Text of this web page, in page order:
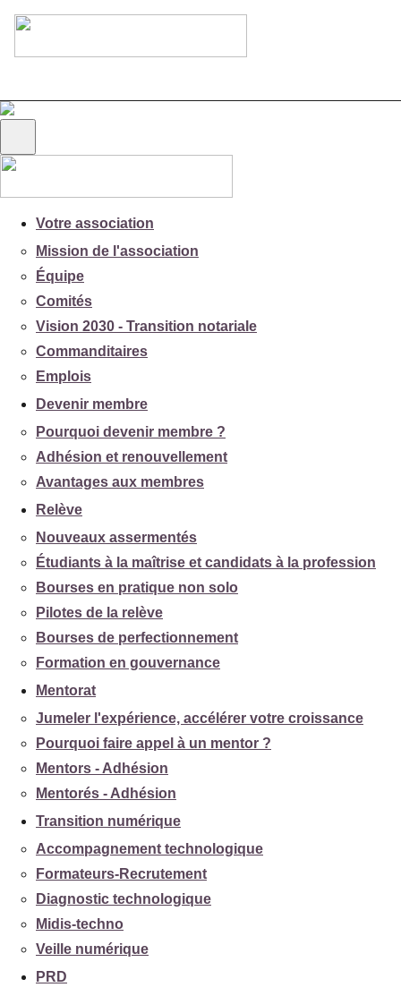
Votre association
Mission de l'association
Équipe
Comités
Vision 2030 - Transition notariale
Commanditaires
Emplois
Devenir membre
Pourquoi devenir membre ?
Adhésion et renouvellement
Avantages aux membres
Relève
Nouveaux assermentés
Étudiants à la maîtrise et candidats à la profession
Bourses en pratique non solo
Pilotes de la relève
Bourses de perfectionnement
Formation en gouvernance
Mentorat
Jumeler l'expérience, accélérer votre croissance
Pourquoi faire appel à un mentor ?
Mentors - Adhésion
Mentorés - Adhésion
Transition numérique
Accompagnement technologique
Formateurs-Recrutement
Diagnostic technologique
Midis-techno
Veille numérique
PRD